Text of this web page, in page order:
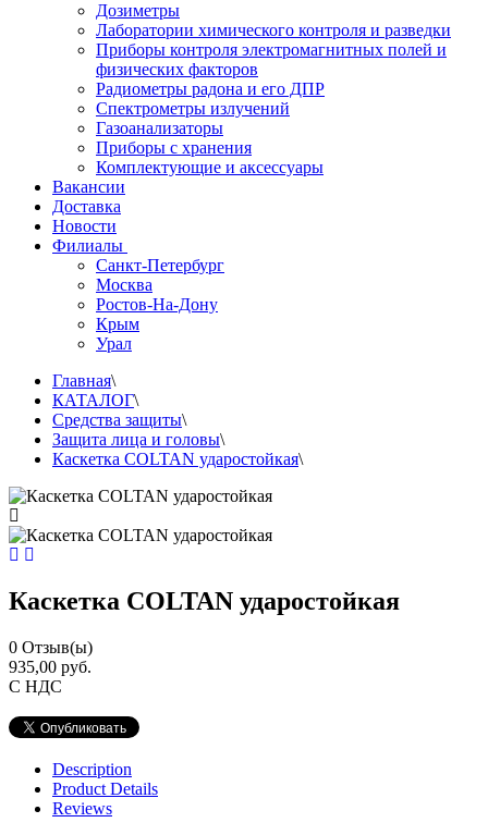
Дозиметры
Лаборатории химического контроля и разведки
Приборы контроля электромагнитных полей и
физических факторов
Радиометры радона и его ДПР
Спектрометры излучений
Газоанализаторы
Приборы с хранения
Комплектующие и аксессуары
Вакансии
Доставка
Новости
Филиалы
Санкт-Петербург
Москва
Ростов-На-Дону
Крым
Урал
Главная\
КАТАЛОГ\
Средства защиты\
Защита лица и головы\
Каскетка COLTAN ударостойкая\
Каскетка COLTAN ударостойкая
0 Отзыв(ы)
935,00 руб.
С НДС
Description
Product Details
Reviews